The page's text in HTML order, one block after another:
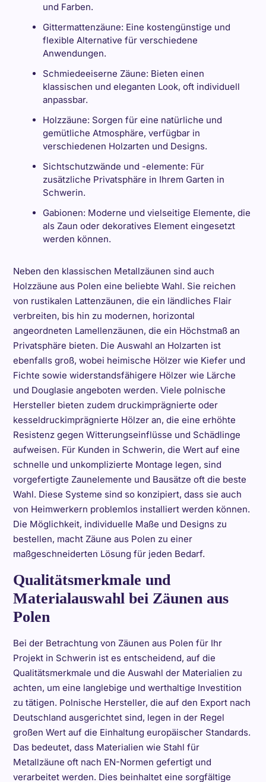
und Farben.
Gittermattenzäune: Eine kostengünstige und
flexible Alternative für verschiedene
Anwendungen.
Schmiedeeiserne Zäune: Bieten einen
klassischen und eleganten Look, oft individuell
anpassbar.
Holzzäune: Sorgen für eine natürliche und
gemütliche Atmosphäre, verfügbar in
verschiedenen Holzarten und Designs.
Sichtschutzwände und -elemente: Für
zusätzliche Privatsphäre in Ihrem Garten in
Schwerin.
Gabionen: Moderne und vielseitige Elemente, die
als Zaun oder dekoratives Element eingesetzt
werden können.
Neben den klassischen Metallzäunen sind auch
Holzzäune aus Polen eine beliebte Wahl. Sie reichen
von rustikalen Lattenzäunen, die ein ländliches Flair
verbreiten, bis hin zu modernen, horizontal
angeordneten Lamellenzäunen, die ein Höchstmaß an
Privatsphäre bieten. Die Auswahl an Holzarten ist
ebenfalls groß, wobei heimische Hölzer wie Kiefer und
Fichte sowie widerstandsfähigere Hölzer wie Lärche
und Douglasie angeboten werden. Viele polnische
Hersteller bieten zudem druckimprägnierte oder
kesseldruckimprägnierte Hölzer an, die eine erhöhte
Resistenz gegen Witterungseinflüsse und Schädlinge
aufweisen. Für Kunden in Schwerin, die Wert auf eine
schnelle und unkomplizierte Montage legen, sind
vorgefertigte Zaunelemente und Bausätze oft die beste
Wahl. Diese Systeme sind so konzipiert, dass sie auch
von Heimwerkern problemlos installiert werden können.
Die Möglichkeit, individuelle Maße und Designs zu
bestellen, macht Zäune aus Polen zu einer
maßgeschneiderten Lösung für jeden Bedarf.
Qualitätsmerkmale und
Materialauswahl bei Zäunen aus
Polen
Bei der Betrachtung von Zäunen aus Polen für Ihr
Projekt in Schwerin ist es entscheidend, auf die
Qualitätsmerkmale und die Auswahl der Materialien zu
achten, um eine langlebige und werthaltige Investition
zu tätigen. Polnische Hersteller, die auf den Export nach
Deutschland ausgerichtet sind, legen in der Regel
großen Wert auf die Einhaltung europäischer Standards.
Das bedeutet, dass Materialien wie Stahl für
Metallzäune oft nach EN-Normen gefertigt und
verarbeitet werden. Dies beinhaltet eine sorgfältige